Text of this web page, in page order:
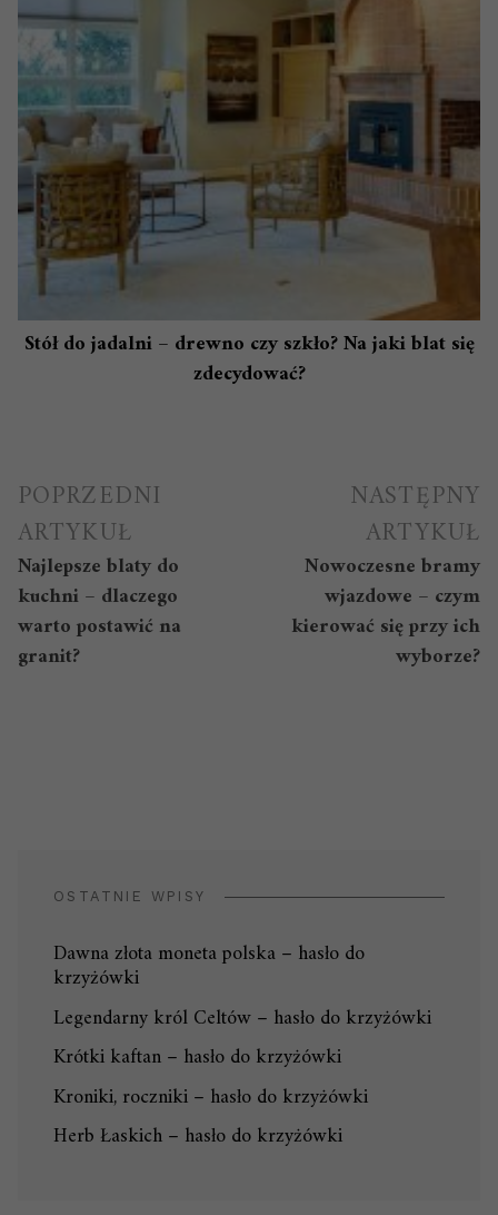
Stół do jadalni – drewno czy szkło? Na jaki blat się
zdecydować?
Nawigacja
wpisu
POPRZEDNI
ARTYKUŁ
Najlepsze blaty do
kuchni – dlaczego
warto postawić na
granit?
NASTĘPNY
ARTYKUŁ
Nowoczesne bramy
wjazdowe – czym
kierować się przy ich
wyborze?
OSTATNIE WPISY
Dawna złota moneta polska – hasło do
krzyżówki
Legendarny król Celtów – hasło do krzyżówki
Krótki kaftan – hasło do krzyżówki
Kroniki, roczniki – hasło do krzyżówki
Herb Łaskich – hasło do krzyżówki